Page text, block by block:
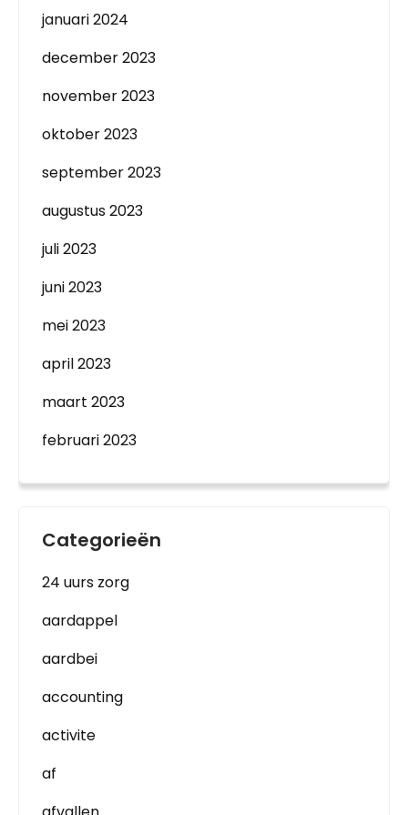
januari 2024
december 2023
november 2023
oktober 2023
september 2023
augustus 2023
juli 2023
juni 2023
mei 2023
april 2023
maart 2023
februari 2023
Categorieën
24 uurs zorg
aardappel
aardbei
accounting
activite
af